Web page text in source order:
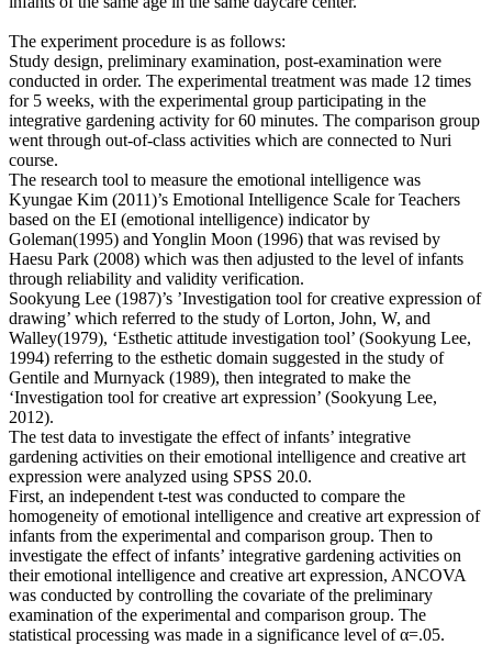
The experiment procedure is as follows:
Study design, preliminary examination, post-examination were
conducted in order. The experimental treatment was made 12 times
for 5 weeks, with the experimental group participating in the
integrative gardening activity for 60 minutes. The comparison group
went through out-of-class activities which are connected to Nuri
course.
The research tool to measure the emotional intelligence was
Kyungae Kim (2011)’s Emotional Intelligence Scale for Teachers
based on the EI (emotional intelligence) indicator by
Goleman(1995) and Yonglin Moon (1996) that was revised by
Haesu Park (2008) which was then adjusted to the level of infants
through reliability and validity verification.
Sookyung Lee (1987)’s ’Investigation tool for creative expression of
drawing’ which referred to the study of Lorton, John, W, and
Walley(1979), ‘Esthetic attitude investigation tool’ (Sookyung Lee,
1994) referring to the esthetic domain suggested in the study of
Gentile and Murnyack (1989), then integrated to make the
‘Investigation tool for creative art expression’ (Sookyung Lee,
2012).
The test data to investigate the effect of infants’ integrative
gardening activities on their emotional intelligence and creative art
expression were analyzed using SPSS 20.0.
First, an independent t-test was conducted to compare the
homogeneity of emotional intelligence and creative art expression of
infants from the experimental and comparison group. Then to
investigate the effect of infants’ integrative gardening activities on
their emotional intelligence and creative art expression, ANCOVA
was conducted by controlling the covariate of the preliminary
examination of the experimental and comparison group. The
statistical processing was made in a significance level of α=.05.